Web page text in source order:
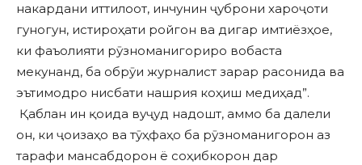
накардани иттилоот, инчунин ҷуброни хароҷоти
гуногун, истироҳати ройгон ва дигар имтиёзҳое,
ки фаъолияти рӯзноманигориро вобаста
мекунанд, ба обрӯи журналист зарар расонида ва
эътимодро нисбати нашрия коҳиш медиҳад”.
Қаблан ин қоида вуҷуд надошт, аммо ба далели
он, ки ҷоизаҳо ва тӯҳфаҳо ба рӯзноманигорон аз
тарафи мансабдорон ё соҳибкорон дар